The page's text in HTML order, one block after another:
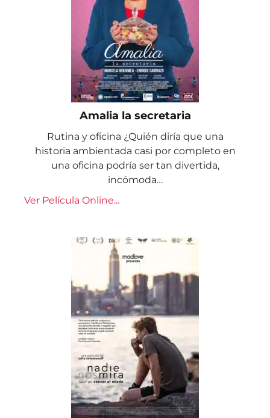
Amalia la secretaria
Rutina y oficina ¿Quién diría que una
historia ambientada casi por completo en
una oficina podría ser tan divertida,
incómoda…
Ver Película Online...